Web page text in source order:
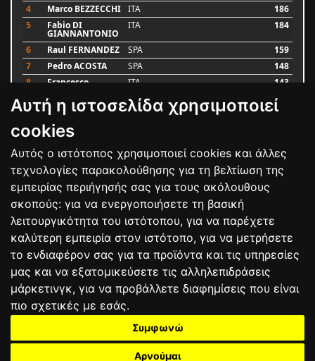
Αυτή η ιστοσελίδα χρησιμοποιεί
cookies
Αυτός ο ιστότοπος χρησιμοποιεί cookies και άλλες
τεχνολογίες παρακολούθησης για τη βελτίωση της
εμπειρίας περιήγησής σας για τους ακόλουθους
σκοπούς: για να ενεργοποιήσετε τη βασική
λειτουργικότητα του ιστότοπου, για να παρέχετε
καλύτερη εμπειρία στον ιστότοπο, για να μετρήσετε
το ενδιαφέρον σας για τα προϊόντα και τις υπηρεσίες
μας και να εξατομικεύσετε τις αλληλεπιδράσεις
μάρκετινγκ, για να προβάλλετε διαφημίσεις που είναι
πιο σχετικές με εσάς.
Συμφωνώ
Αρνούμαι
4
Marco BEZZECCHI ITA
186
5
Fabio DI
GIANNANTONIO
ITA 184
6 Raul FERNANDEZ SPA
159
7
Pedro ACOSTA SPA
148
8
Francesco ITA 143
9 Alex MARQUEZ SPA
Luca MARINI
Bαθμολογία
ΟΡΟΙ ΧΡΗΣΗΣΠΟΛΙΤΙΚΗ ΠΡΟΣΤΑΣΙΑΣ
ΑΓΩΝΕΣΑΠΟΤΕΛΕΣΜΑΤΑΑΓΟΡΑ